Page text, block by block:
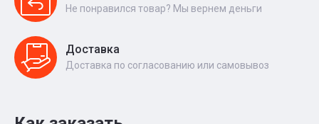
Не понравился товар? Мы вернем деньги
Доставка
Доставка по согласованию или самовывоз